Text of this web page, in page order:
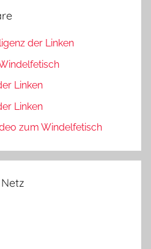
der Linken
Linken
Linken
zum Windelfetisch